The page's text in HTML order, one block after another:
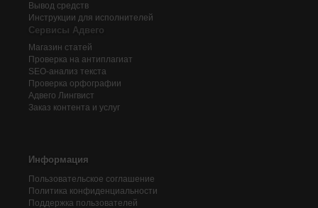
Вывод средств
Инструкции для исполнителей
Сервисы Адвего
Магазин статей
Проверка на антиплагиат
SEO-анализ текста
Проверка орфографии
Адвего Лингвист
Заказ контента и услуг
Информация
Пользовательское соглашение
Политика конфиденциальности
Поддержка пользователей